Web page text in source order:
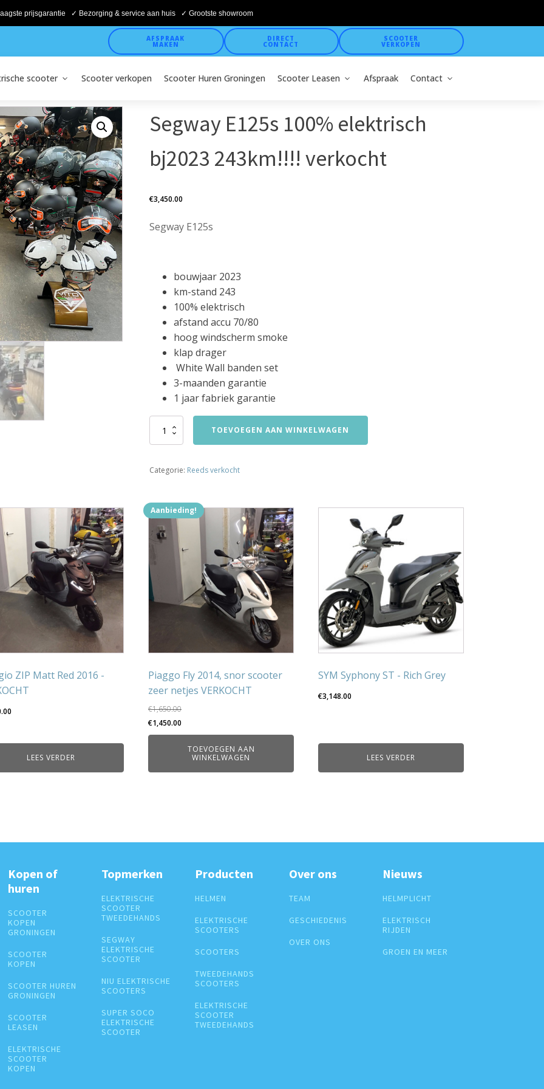
prijsgarantie ✓ Bezorging & service aan huis ✓ Grootste showroom
AFSPRAAK
MAKEN
DIRECT
CONTACT
SCOOTER
VERKOPEN
scooter Scooter verkopen Scooter Huren Groningen Scooter Leasen Afspraak Contact
Segway E125s 100% elektrisch
bj2023 243km!!!! verkocht
€3,450.00
Segway E125s
bouwjaar 2023
km-stand 243
100% elektrisch
afstand accu 70/80
hoog windscherm smoke
klap drager
White Wall banden set
3-maanden garantie
1 jaar fabriek garantie
Segway
bj2023
aantal
TOEVOEGEN AAN WINKELWAGEN
Categorie: Reeds verkocht
ZIP Matt Red 2016 -
LEES VERDER
Aanbieding!
Piaggo Fly 2014, snor scooter
zeer netjes VERKOCHT
€1,650.00
Oorspronkelijke
prijs
€1,450.00
prijs
is:TOEVOEGEN AAN
WINKELWAGEN
SYM Syphony ST - Rich Grey
€3,148.00
LEES VERDER
Kopen of
huren
SCOOTER
KOPEN
GRONINGEN
SCOOTER
KOPEN
SCOOTER HUREN
GRONINGEN
SCOOTER
LEASEN
ELEKTRISCHE
SCOOTER
KOPEN
Topmerken
ELEKTRISCHE
SCOOTER
TWEEDEHANDS
SEGWAY
ELEKTRISCHE
SCOOTER
NIU ELEKTRISCHE
SCOOTERS
SUPER SOCO
ELEKTRISCHE
SCOOTER
Producten
HELMEN
ELEKTRISCHE
SCOOTERS
SCOOTERS
TWEEDEHANDS
SCOOTERS
ELEKTRISCHE
SCOOTER
TWEEDEHANDS
Over ons
TEAM
GESCHIEDENIS
OVER ONS
Nieuws
HELMPLICHT
ELEKTRISCH
RIJDEN
GROEN EN MEER